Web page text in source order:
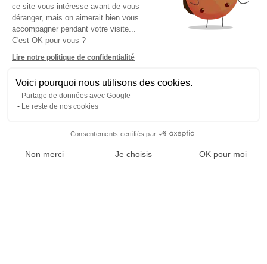
ce site vous intéresse avant de vous
déranger, mais on aimerait bien vous
accompagner pendant votre visite...
C'est OK pour vous ?
Lire notre politique de confidentialité
Voici pourquoi nous utilisons des cookies.
Partage de données avec Google
Le reste de nos cookies
Consentements certifiés par
Non merci Je choisis OK pour moi